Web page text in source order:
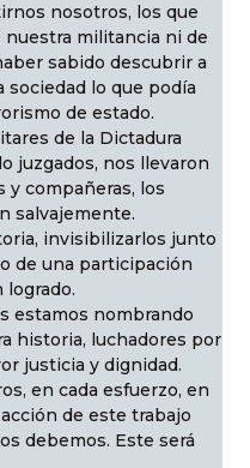
nosotros, los que
nuestra militancia ni de
sabido descubrir a
lo que podía
de estado.
de la Dictadura
juzgados, nos llevaron
compañeras, los
salvajemente.
invisibilizarlos junto
de una participación
estamos nombrando
historia, luchadores por
justicia y dignidad.
en cada esfuerzo, en
de este trabajo
debemos. Este será